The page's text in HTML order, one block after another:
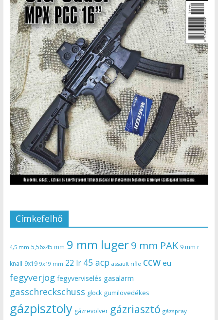
Címkefelhő
4,5 mm 5,56x45 mm 9 mm luger9 mm PAK 9 mm r
knall 9x19 9x19 mm 22 lr 45 acp assault rifle ccw eu
fegyverjog fegyverviselés gasalarm
gasschreckschuss glock gumilövedékes
gázpisztoly gázrevolver gázriasztó gázspray